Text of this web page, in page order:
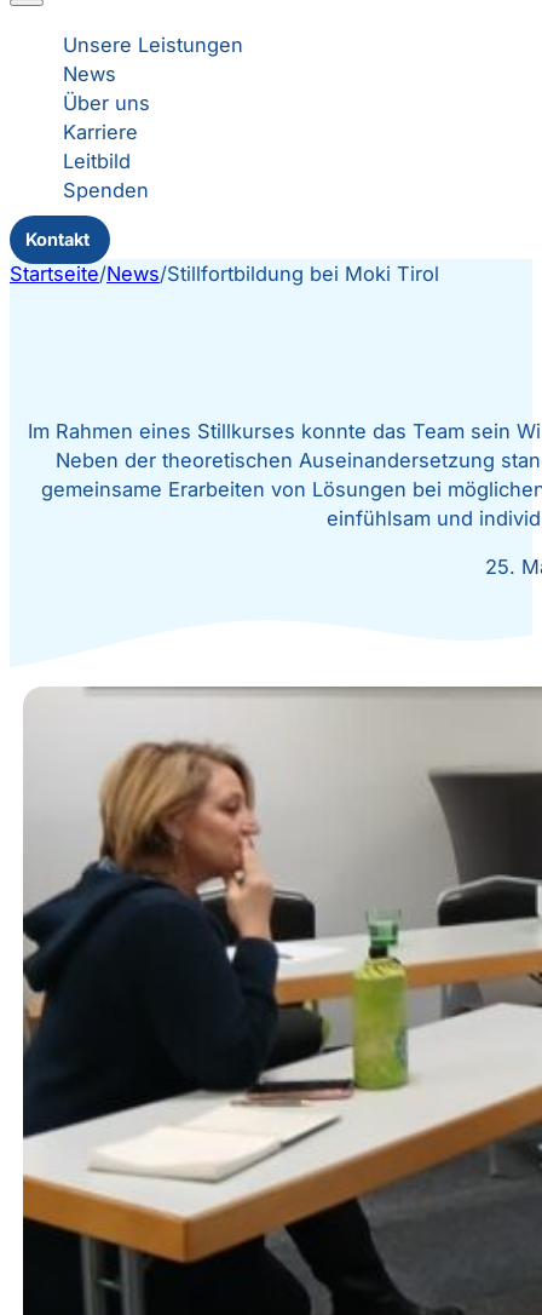
Unsere Leistungen
News
Über uns
Karriere
Leitbild
Spenden
Kontakt
Startseite/News/Stillfortbildung bei Moki Tirol
Im Rahmen eines Stillkurses konnte das Team sein
Neben der theoretischen Auseinandersetzung
gemeinsame Erarbeiten von Lösungen bei
einfühlsam und
25.